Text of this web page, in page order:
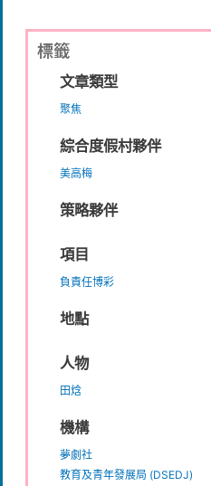
標籤
文章類型
聚焦
綜合度假村夥伴
美高梅
策略夥伴
項目
負責任博彩
地點
人物
田焓
機構
夢劇社
教育及青年發展局 (DSEDJ)